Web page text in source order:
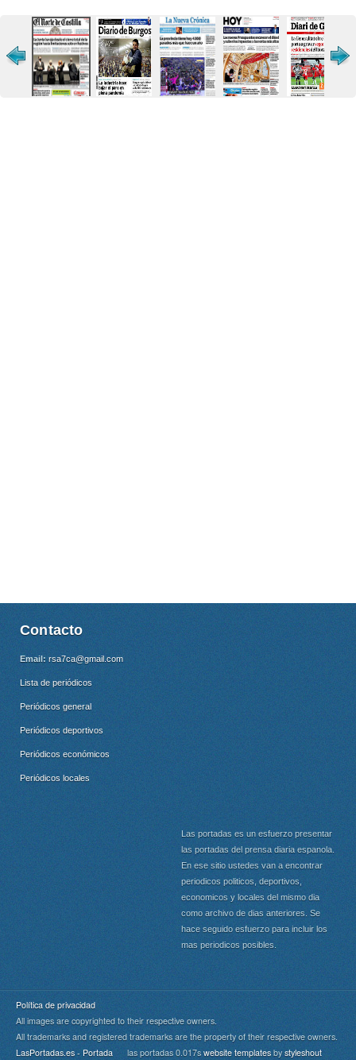
Contacto
Email: rsa7ca@gmail.com
Lista de periódicos
Periódicos general
Periódicos deportivos
Periódicos económicos
Periódicos locales
Las portadas es un esfuerzo presentar
las portadas del prensa diaria espanola.
En ese sitio ustedes van a encontrar
periodicos politicos, deportivos,
economicos y locales del mismo dia
como archivo de dias anteriores. Se
hace seguido esfuerzo para incluir los
mas periodicos posibles.
Política de privacidad
All images are copyrighted to their respective owners.
All trademarks and registered trademarks are the property of their respective owners.
LasPortadas.es - Portada las portadas 0.017s website templates by styleshout